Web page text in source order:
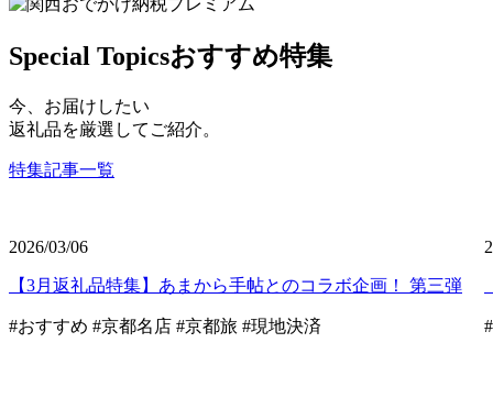
Special Topicsおすすめ特集
今、お届けしたい
返礼品を厳選してご紹介。
特集記事一覧
2026/03/06
【3月返礼品特集】あまから手帖とのコラボ企画！ 第三弾
#おすすめ #京都名店 #京都旅 #現地決済